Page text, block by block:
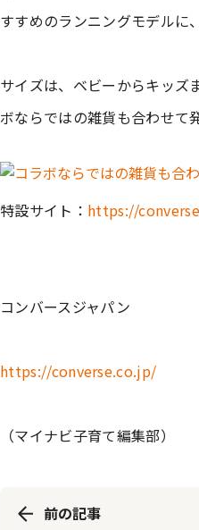
すすめのランニングモデルに
サイズは、ベビーからキッズ
ボならではの雑貨も合わせて
特設サイト： https://
コンバースジャパン
https://converse.co.jp/
（マイナビ子育て編集部）
前の記事